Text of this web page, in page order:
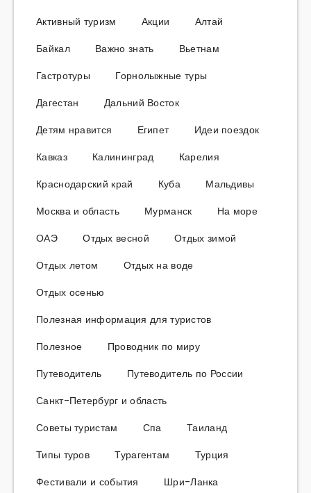
Активный туризм Акции
Алтай
Байкал
Важно знать
Вьетнам
Гастротуры
Горнолыжные туры
Дагестан
Дальний Восток
Детям нравится
Египет
Идеи поездок
Кавказ
Калининград
Карелия
Краснодарский край
Куба
Мальдивы
Москва и область
Мурманск
На море
ОАЭ
Отдых весной
Отдых зимой
Отдых летом
Отдых на воде
Отдых осенью
Полезная информация для туристов
Полезное
Проводник по миру
Путеводитель
Путеводитель по России
Санкт-Петербург и область
Советы туристам
Спа
Таиланд
Типы туров
Турагентам
Турция
Фестивали и события
Шри-Ланка